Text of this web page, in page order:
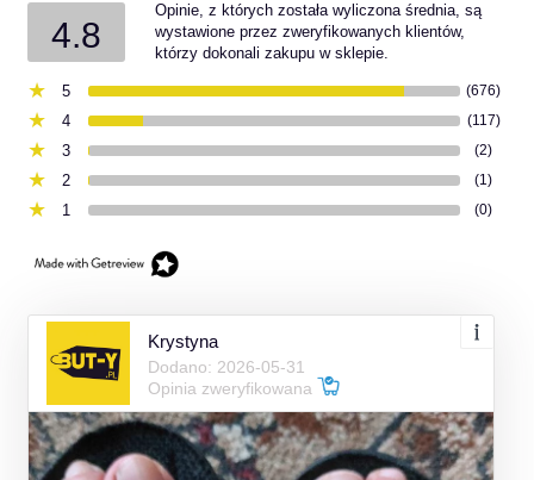
4.8
Opinie, z których została wyliczona średnia, są
wystawione przez zweryfikowanych klientów,
którzy dokonali zakupu w sklepie.
5 (676)
4 (117)
3 (2)
2 (1)
1 (0)
Krystyna
Dodano: 2026-05-31
Opinia zweryfikowana